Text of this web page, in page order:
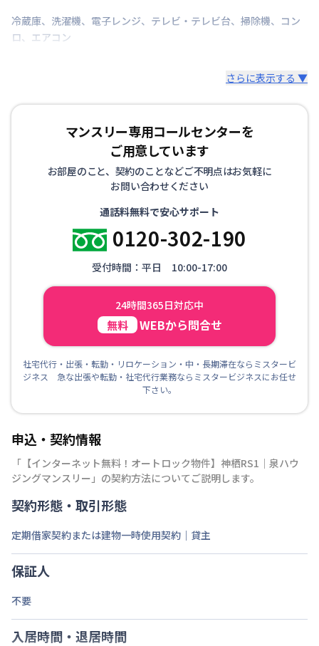
冷蔵庫、 洗濯機、 電子レンジ、 テレビ・テレビ台、 掃除機、 コン
ロ、 エアコン
さらに表示する ▼
マンスリー専用コールセンターを
ご用意しています
お部屋のこと、契約のことなどご不明点はお気軽に
お問い合わせください
通話料無料で安心サポート
0120-302-190
受付時間：平日 10:00-17:00
24時間365日対応中
無料 WEBから問合せ
社宅代行・出張・転勤・リロケーション・中・長期滞在ならミスタービ
ジネス 急な出張や転勤・社宅代行業務ならミスタービジネスにお任せ
下さい。
申込・契約情報
「 【インターネット無料！オートロック物件】神栖RS1｜泉ハウ
ジングマンスリー 」の契約方法についてご説明します。
契約形態・取引形態
定期借家契約または建物一時使用契約｜貸主
保証人
不要
入居時間・退居時間